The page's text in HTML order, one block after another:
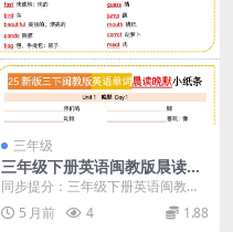
三年级
三年级下册英语闽教版晨读晚
默小纸条核心词汇句型同步复
同步提分：三年级下册英语闽教版
晨读晚默小纸条专项练习推荐 大家
好，我是学科星。进...
5 月前 4 1.88